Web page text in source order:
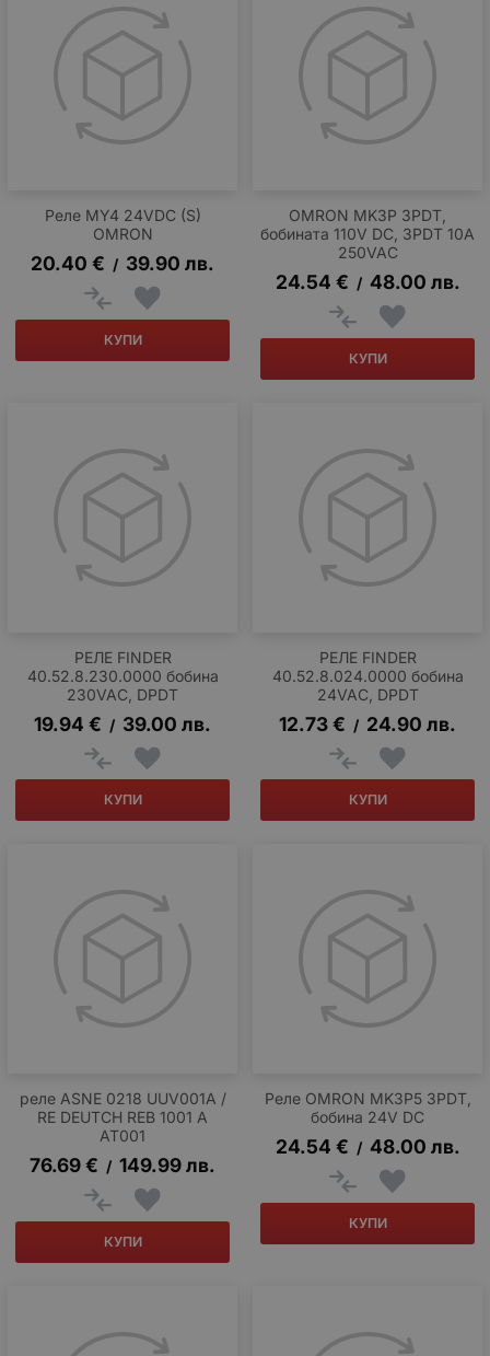
Реле MY4 24VDC (S)
OMRON
20.40 € / 39.90 лв.
КУПИ
OMRON MK3P 3PDT,
бобината 110V DC, 3PDT 10A
250VAC
24.54 € / 48.00 лв.
КУПИ
РЕЛЕ FINDER
40.52.8.230.0000 бобина
230VAC, DPDT
19.94 € / 39.00 лв.
КУПИ
РЕЛЕ FINDER
40.52.8.024.0000 бобина
24VAC, DPDT
12.73€ / 24.90 лв.
КУПИ
реле ASNE 0218 UUV001A /
RE DEUTCH REB 1001 A
AT001
76.69€ / 149.99лв.
КУПИ
Реле OMRON MK3P5 3PDT,
бобина 24V DC
24.54 € / 48.00 лв.
КУПИ